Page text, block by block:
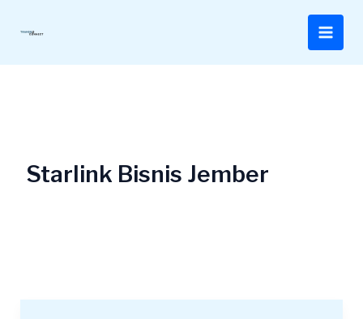
Starlink Bisnis Jember